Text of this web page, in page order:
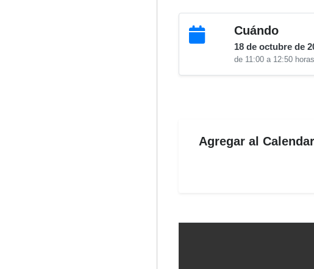
Cuándo
18 de octubre de
de 11:00 a 12:50 horas
Agregar al